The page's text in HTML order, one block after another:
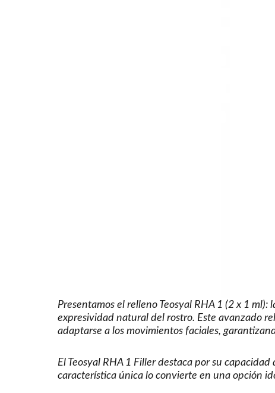
Presentamos el relleno Teosyal RHA 1 (2 x 1
expresividad natural del rostro. Este avanzado
adaptarse a los movimientos faciales,
El Teosyal RHA 1 Filler destaca por su
característica única lo convierte en una opción